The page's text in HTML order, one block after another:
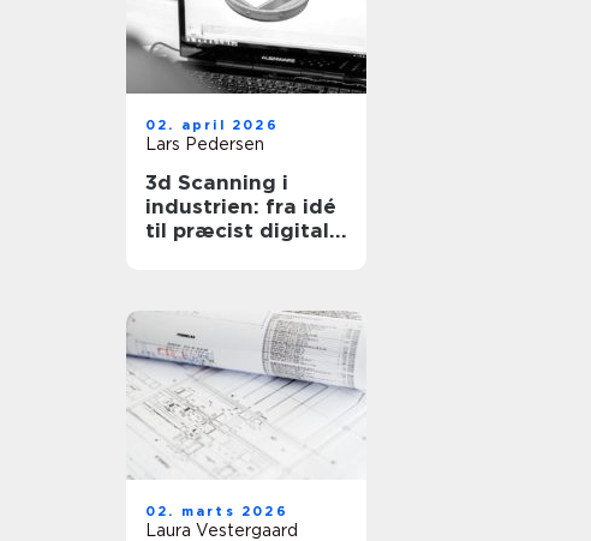
02. april 2026
Lars Pedersen
3d Scanning i
industrien: fra idé
til præcist digitalt
02. marts 2026
Laura Vestergaard